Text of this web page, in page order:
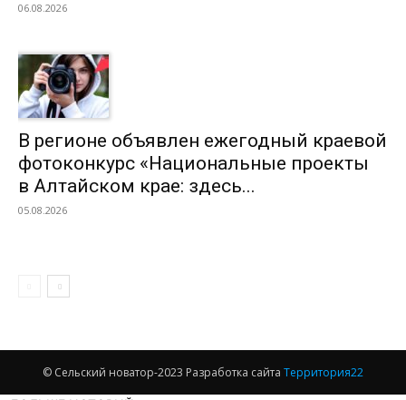
06.08.2026
В регионе объявлен ежегодный краевой
фотоконкурс «Национальные проекты
в Алтайском крае: здесь...
05.08.2026
© Сельский новатор-2023 Разработка сайта Территория22